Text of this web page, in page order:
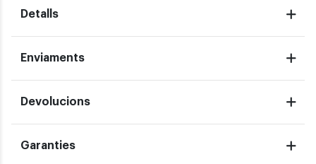
Detalls
Enviaments
Devolucions
Garanties